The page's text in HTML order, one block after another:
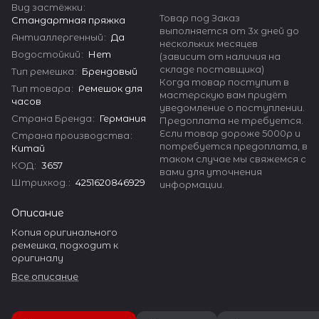
Вид застёжки:
Стандартная пряжка
Антиаллергенный: Да
Водостойкий: Нет
Тип ремешка: Брендовый
Тип товара: Ремешок для
часов
Страна Бренда: Германия
Страна производства:
Китай
КОД: 3657
Штрихкод. : 4251620846929
Описание
Копия оригинального
ремешка, подходит к
оригиналу
Все описание
Товар под Заказ
выполняется от 3х дней до
нескольких месяцев
(зависит от наличия на
складе поставщика)
Когда товар поступит в
мастерскую вам придёт
уведомление о поступлении.
Предоплата не требуется.
Если товар дороже 5000р и
потребуется предоплата, в
таком случае мы свяжемся с
вами для уточнения
информации.